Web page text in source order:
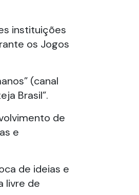
instituições
os Jogos
(canal
Brasil”.
de
e
de ideias e
livre de